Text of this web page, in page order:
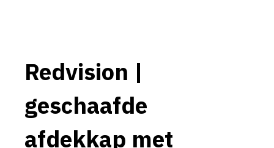
Redvision |
geschaafde
afdekkap met